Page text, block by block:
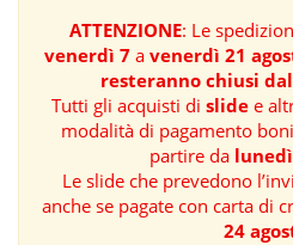
BOOK
RIVISTE
MANUALISTICA
SOFTWARE
ATTENZIONE: Le
venerdì 7a venerdì 21
resteranno chiusi
Tutti gli acquisti di slidee
modalità di pagamento
partire da
Le slide che prevedono
anche se pagate con carta di
24